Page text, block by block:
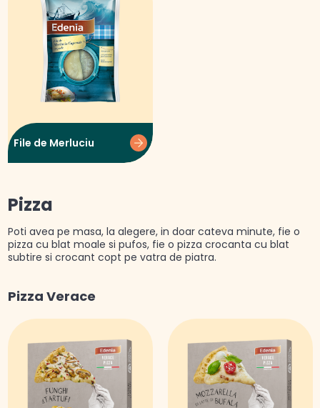
File de Merluciu
Pizza
Poti avea pe masa, la alegere, in doar cateva minute, fie o
pizza cu blat moale si pufos, fie o pizza crocanta cu blat
subtire si crocant copt pe vatra de piatra.
Pizza Verace